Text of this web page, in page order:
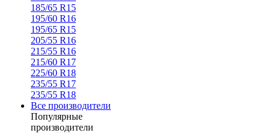
185/65 R15
195/60 R16
195/65 R15
205/55 R16
215/55 R16
215/60 R17
225/60 R18
235/55 R17
235/55 R18
Все производители
Популярные
производители